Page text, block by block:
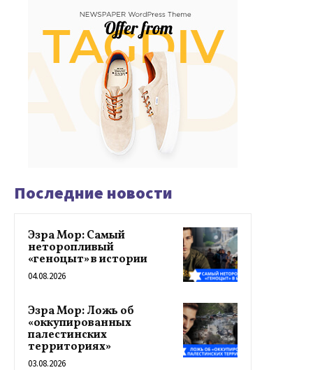
Последние новости
Эзра Мор: Самый
неторопливый
«геноцыт» в истории
04.08.2026
Эзра Мор: Ложь об
«оккупированных
палестинских
территориях»
03.08.2026